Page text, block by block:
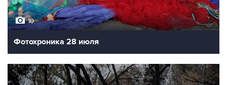
10
Фотохроника 28 июля